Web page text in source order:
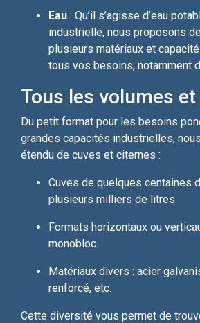
Eau : Qu’il s’agisse d’eau
industrielle, nous proposons
plusieurs matériaux et
tous vos besoins, notamment
Tous les volumes
Du petit format pour les besoins
grandes capacités industrielles,
étendu de cuves et citernes :
Cuves de quelques centaines
plusieurs milliers de litres.
Formats horizontaux ou
monobloc.
Matériaux divers : acier
renforcé, etc.
Cette diversité vous permet de